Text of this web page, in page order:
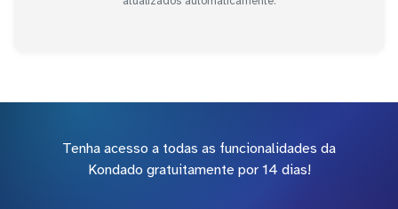
Tenha acesso a todas as funcionalidades da
Kondado gratuitamente por 14 dias!